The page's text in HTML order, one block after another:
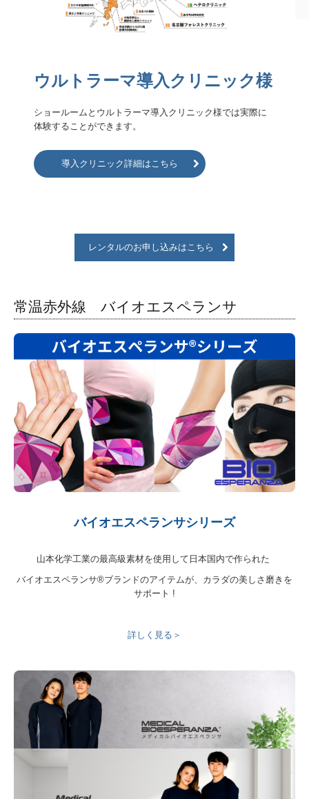
ウルトラーマ導入クリニック様
ショールームとウルトラーマ導入クリニック様では実際に
体験することができます。
導入クリニック詳細はこちら
レンタルのお申し込みはこちら
常温赤外線 バイオエスペランサ
バイオエスペランサシリーズ
山本化学工業の最高級素材を使用して日本国内で作られた
バイオエスペランサ®ブランドのアイテムが、カラダの美しさ磨きを
サポート !
詳しく見る＞